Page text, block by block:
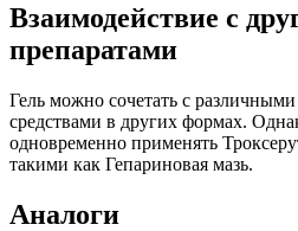
Взаимодействие с
препаратами
Гель можно сочетать с
средствами в других формах.
одновременно применять
такими как Гепариновая мазь.
Аналоги